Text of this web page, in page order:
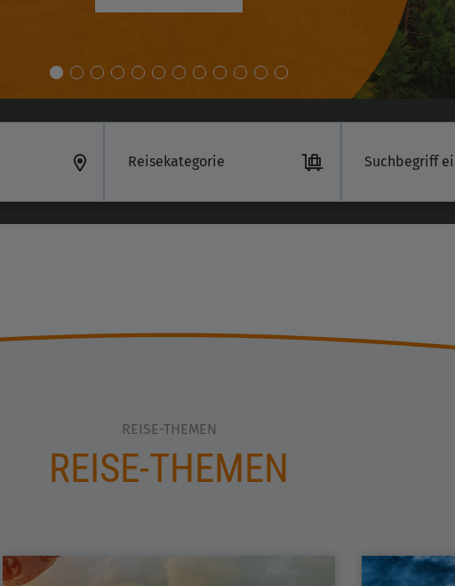
Reisekategorie
REISE-THEMEN
REISE-THEMEN